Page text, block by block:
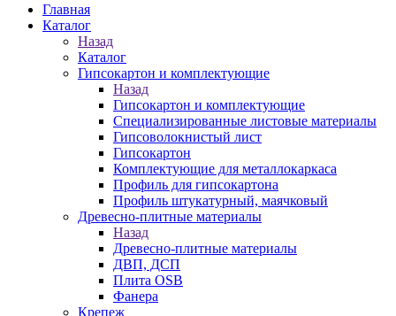
Главная
Каталог
Назад
Каталог
Гипсокартон и комплектующие
Назад
Гипсокартон и комплектующие
Специализированные листовые материалы
Гипсоволокнистый лист
Гипсокартон
Комплектующие для металлокаркаса
Профиль для гипсокартона
Профиль штукатурный, маячковый
Древесно-плитные материалы
Назад
Древесно-плитные материалы
ДВП, ДСП
Плита OSB
Фанера
Крепеж